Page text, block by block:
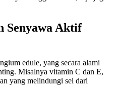
Senyawa Aktif
edule, yang secara alami
Misalnya vitamin C dan E,
yang melindungi sel dari